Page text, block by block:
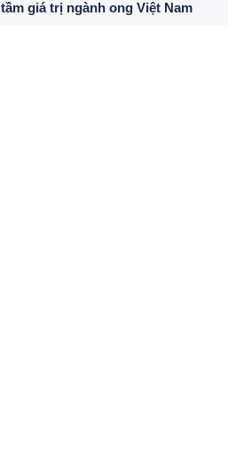
tầm giá trị ngành ong Việt Nam